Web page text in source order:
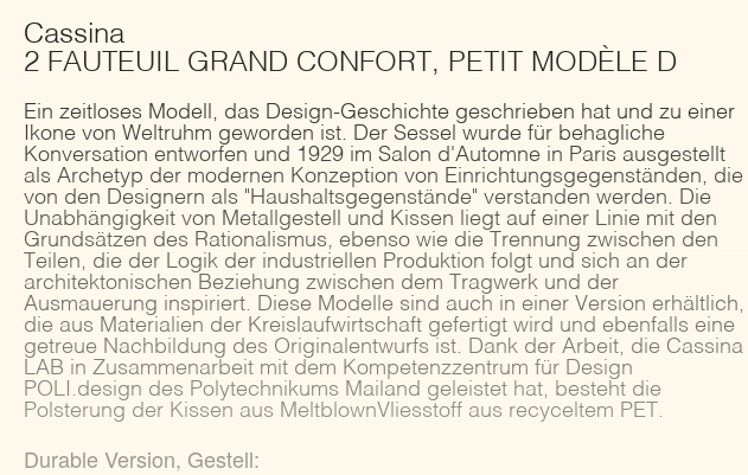
Cassina
2 FAUTEUIL GRAND CONFORT, PETIT MODÈLE D
Ein zeitloses Modell, das Design-Geschichte geschrieben hat und zu einer
Ikone von Weltruhm geworden ist. Der Sessel wurde für behagliche
Konversation entworfen und 1929 im Salon d'Automne in Paris ausgestellt
als Archetyp der modernen Konzeption von Einrichtungsgegenständen, die
von den Designern als "Haushaltsgegenstände" verstanden werden. Die
Unabhängigkeit von Metallgestell und Kissen liegt auf einer Linie mit den
Grundsätzen des Rationalismus, ebenso wie die Trennung zwischen den
Teilen, die der Logik der industriellen Produktion folgt und sich an der
architektonischen Beziehung zwischen dem Tragwerk und der
Ausmauerung inspiriert. Diese Modelle sind auch in einer Version erhältlich,
die aus Materialien der Kreislaufwirtschaft gefertigt wird und ebenfalls eine
getreue Nachbildung des Originalentwurfs ist. Dank der Arbeit, die Cassina
LAB in Zusammenarbeit mit dem Kompetenzzentrum für Design
POLI.design des Polytechnikums Mailand geleistet hat, besteht die
Polsterung der Kissen aus MeltblownVliesstoff aus recyceltem PET.
Durable Version, Gestell: